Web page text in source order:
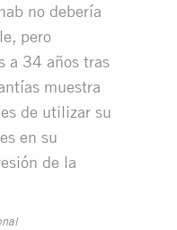
no debería
pero
a 34 años tras
muestra
de utilizar su
en su
de la